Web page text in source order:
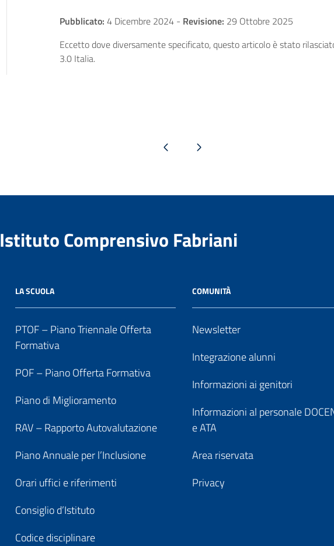
Pubblicato: 4 Dicembre 2024 - Revisione: 29 Ottobre 2025
Eccetto dove diversamente specificato, questo articolo è stato
3.0 Italia.
Pagina precedentePagina successiva
Istituto Comprensivo Fabriani
LA SCUOLA
PTOF – Piano Triennale Offerta
Formativa
POF – Piano Offerta Formativa
Piano di Miglioramento
RAV – Rapporto Autovalutazione
Piano Annuale per l’Inclusione
Orari uffici e riferimenti
Consiglio d’Istituto
Codice disciplinare
COMUNITÀ
Newsletter
Integrazione alunni
Informazioni ai genitori
Informazioni al personale
e ATA
Area riservata
Privacy